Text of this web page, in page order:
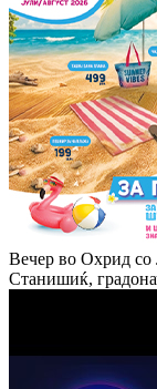
Вечер во Охрид
Станишиќ,